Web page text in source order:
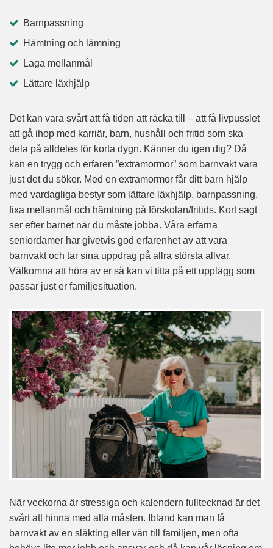
Barnpassning
Hämtning och lämning
Laga mellanmål
Lättare läxhjälp
Det kan vara svårt att få tiden att räcka till – att få livpusslet
att gå ihop med karriär, barn, hushåll och fritid som ska
dela på alldeles för korta dygn. Känner du igen dig? Då
kan en trygg och erfaren ”extramormor” som barnvakt vara
just det du söker. Med en extramormor får ditt barn hjälp
med vardagliga bestyr som lättare läxhjälp, barnpassning,
fixa mellanmål och hämtning på förskolan/fritids. Kort sagt
ser efter barnet när du måste jobba. Våra erfarna
seniordamer har givetvis god erfarenhet av att vara
barnvakt och tar sina uppdrag på allra största allvar.
Välkomna att höra av er så kan vi titta på ett upplägg som
passar just er familjesituation.
När veckorna är stressiga och kalendern fulltecknad är det
svårt att hinna med alla måsten. Ibland kan man få
barnvakt av en släkting eller vän till familjen, men ofta